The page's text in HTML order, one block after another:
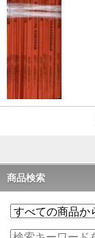
商品検索